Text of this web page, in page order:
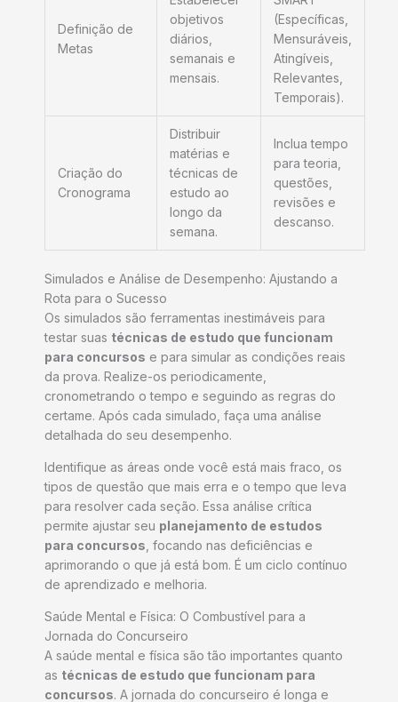
Definição de
Metas
objetivos
diários,
semanais e
mensais.
(Específicas,
Mensuráveis,
Atingíveis,
Relevantes,
Temporais).
Criação do
Cronograma
Distribuir
matérias e
técnicas de
estudo ao
longo da
semana.
Inclua tempo
para teoria,
questões,
revisões e
descanso.
Simulados e Análise de Desempenho: Ajustando a
Rota para o Sucesso
Os simulados são ferramentas inestimáveis para
testar suas técnicas de estudo que funcionam
para concursos e para simular as condições reais
da prova. Realize-os periodicamente,
cronometrando o tempo e seguindo as regras do
certame. Após cada simulado, faça uma análise
detalhada do seu desempenho.
Identifique as áreas onde você está mais fraco, os
tipos de questão que mais erra e o tempo que leva
para resolver cada seção. Essa análise crítica
permite ajustar seu planejamento de estudos
para concursos , focando nas deficiências e
aprimorando o que já está bom. É um ciclo contínuo
de aprendizado e melhoria.
Saúde Mental e Física: O Combustível para a
Jornada do Concurseiro
A saúde mental e física são tão importantes quanto
as técnicas de estudo que funcionam para
concursos. A jornada do concurseiro é longa e